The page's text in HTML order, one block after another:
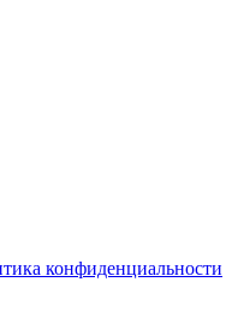
конфиденциальности